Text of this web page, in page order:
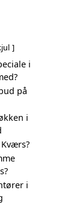
i
på
i
i